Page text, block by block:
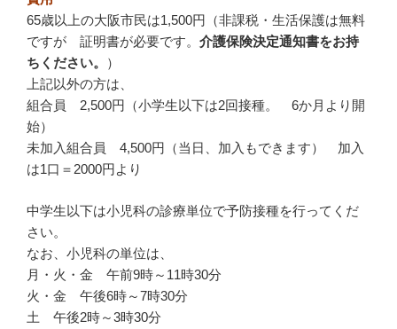
65歳以上の大阪市民は1,500円（非課税・生活保護は無料
ですが 証明書が必要です。 介護保険決定通知書をお持
ちください。
）
上記以外の方は、
組合員 2,500円（小学生以下は2回接種。 6か月より開
始）
未加入組合員 4,500円（当日、加入もできます） 加入
は1口＝2000円より
中学生以下は小児科の診療単位で予防接種を行ってくだ
さい。
なお、小児科の単位は、
月・火・金 午前9時～11時30分
火・金 午後6時～7時30分
土 午後2時～3時30分